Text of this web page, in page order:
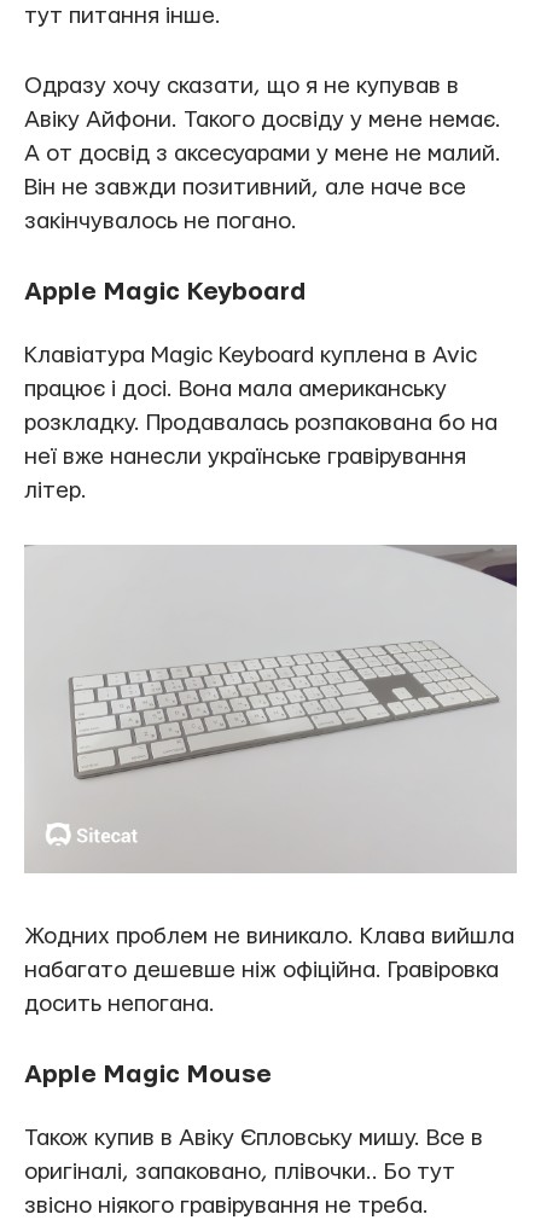
тут питання інше.
Одразу хочу сказати, що я не купував в
Авіку Айфони. Такого досвіду у мене немає.
А от досвід з аксесуарами у мене не малий.
Він не завжди позитивний, але наче все
закінчувалось не погано.
Apple Magic Keyboard
Клавіатура Magic Keyboard куплена в Avic
працює і досі. Вона мала американську
розкладку. Продавалась розпакована бо на
неї вже нанесли українське гравірування
літер.
Жодних проблем не виникало. Клава вийшла
набагато дешевше ніж офіційна. Гравіровка
досить непогана.
Apple Magic Mouse
Також купив в Авіку Єпловську мишу. Все в
оригіналі, запаковано, плівочки.. Бо тут
звісно ніякого гравірування не треба.